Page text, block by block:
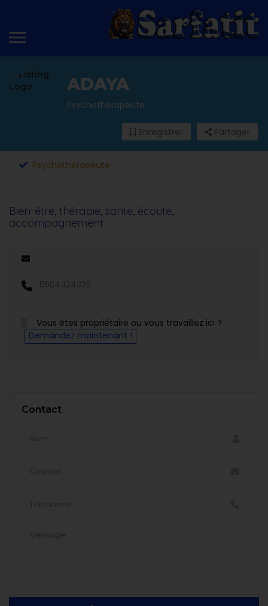
ADAYA
Psychothérapeute
Partager
Enregistrer
Psychothérapeute
Bien-être, thérapie, santé, écoute,
accompagnement
0504324325
Vous êtes propriétaire ou vous travaillez ici ?
Demandez maintenant !
Contact